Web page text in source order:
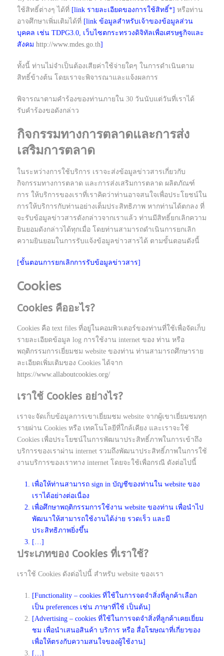
ใช้สิทธิ์ต่างๆ ได้ที่ [link รายละเอียดของการใช้สิทธิ์*] หรือท่าน
อาจศึกษาเพิ่มเติมได้ที่ [link ข้อมูลสำหรับเจ้าของข้อมูลส่วน
บุคคล เช่น TDPG3.0, เว็บไซตกระทรวงดิจิทัลเพื่อเศรษฐกิจและ
สังคม http://www.mdes.go.th]
ทั้งนี้ ท่านไม่จำเป็นต้องเสียค่าใช้จ่ายใดๆ ในการดำเนินตาม
สิทธิ์ข้างต้น โดยเราจะพิจารณาและแจ้งผลการ
พิจารณาตามคำร้องของท่านภายใน 30 วันนับแต่วันที่เราได้
รับคำร้องขอดังกล่าว
กิจกรรมทางการตลาดและการส่ง
เสริมการตลาด
ในระหว่างการใช้บริการ เราจะส่งข้อมูลข่าวสารเกี่ยวกับ
กิจกรรมทางการตลาด และการส่งเสริมการตลาด ผลิตภัณฑ์
การ ให้บริการของเราที่เราคิดว่าท่านอาจสนใจเพื่อประโยชน์ใน
การให้บริการกับท่านอย่างเต็มประสิทธิภาพ หากท่านได้ตกลง ที่
จะรับข้อมูลข่าวสารดังกล่าวจากเราแล้ว ท่านมีสิทธิ์ยกเลิกความ
ยินยอมดังกล่าวได้ทุกเมื่อ โดยท่านสามารถดำเนินการยกเลิก
ความยินยอมในการรับแจ้งข้อมูลข่าวสารได้ ตามขั้นตอนดังนี้
[ขั้นตอนการยกเลิกการรับข้อมูลข่าวสาร]
Cookies
Cookies คืออะไร?
Cookies คือ text files ที่อยู่ในคอมพิวเตอร์ของท่านที่ใช้เพื่อจัดเก็บ
รายละเอียดข้อมูล log การใช้งาน internet ของ ท่าน หรือ
พฤติกรรมการเยี่ยมชม website ของท่าน ท่านสามารถศึกษาราย
ละเอียดเพิ่มเติมของ Cookies ได้จาก
https://www.allaboutcookies.org/
เราใช้ Cookies อย่างไร?
เราจะจัดเก็บข้อมูลการเขาเยี่ยมชม website จากผู้เขาเยี่ยมชมทุก
รายผ่าน Cookies หรือ เทคโนโลยีที่ใกล้เคียง และเราจะใช้
Cookies เพื่อประโยชน์ในการพัฒนาประสิทธิ์ภาพในการเข้าถึง
บริการของเราผ่าน internet รวมถึงพัฒนาประสิทธิ์ภาพในการใช้
งานบริการของเราทาง internet โดยจะใช้เพื่อกรณี ดังต่อไปนี้
เพื่อให้ท่านสามารถ sign in บัญชีของท่านใน website ของ
เราได้อย่างต่อเนื่อง
เพื่อศึกษาพฤติกรรมการใช้งาน website ของท่าน เพื่อนำไป
พัฒนาให้สามารถใช้งานได้ง่าย รวดเร็ว และมี
ประสิทธิภาพยิ่งขึ้น
[…]
ประเภทของ Cookies ที่เราใช้?
เราใช้ Cookies ดังต่อไปนี้ สำหรับ website ของเรา
[Functionality – cookies ที่ใช้ในการจดจำสิ่งที่ลูกค้าเลือก
เป็น preferences เช่น ภาษาที่ใช้ เป็นต้น]
[Advertising – cookies ที่ใช้ในการจดจำสิ่งที่ลูกค้าเคยเยี่ยม
ชม เพื่อนำเสนอสินค้า บริการ หรือ สื่อโฆษณาที่เกี่ยวของ
เพื่อให้ตรงกับความสนใจของผู้ใช้งาน]
[…]